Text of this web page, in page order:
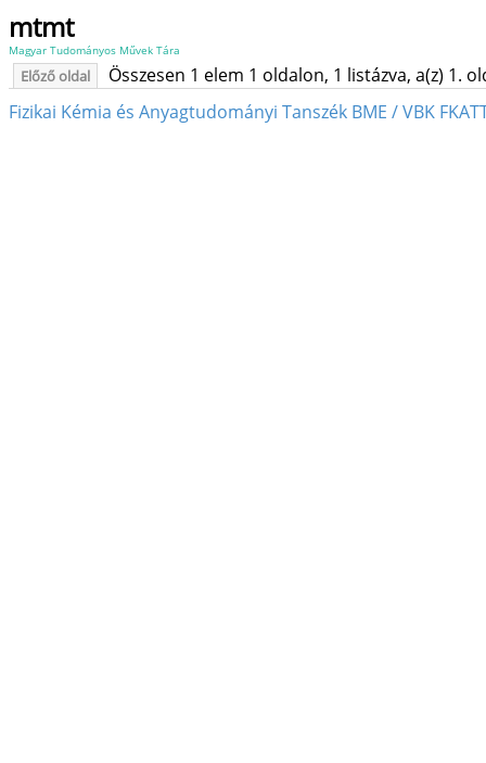
mtmt
Magyar Tudományos Művek Tára
Előző oldal
Összesen 1 elem 1 oldalon, 1 listázva, a(z) 1.
Fizikai Kémia és Anyagtudományi Tanszék BME / VBK